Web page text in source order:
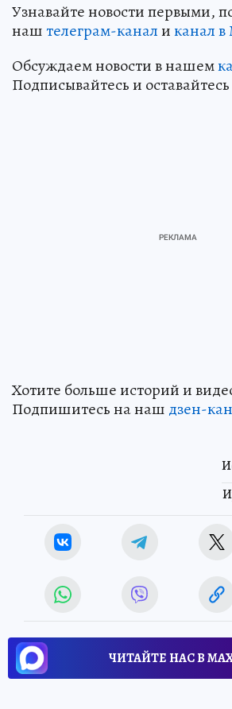
Узнавайте новости первыми,
наштелеграм-каналиканал
Обсуждаем новости в нашем
Подписывайтесь и
Хотите больше историй и
Подпишитесь на наш дзен-
ЧИТАЙТЕ НАС В